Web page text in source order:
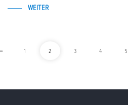
WEITER
1 2 3 4 5